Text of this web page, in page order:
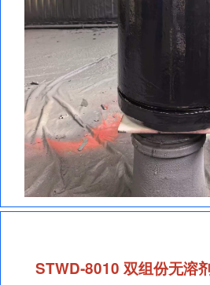
STWD‑8010 双组份无溶